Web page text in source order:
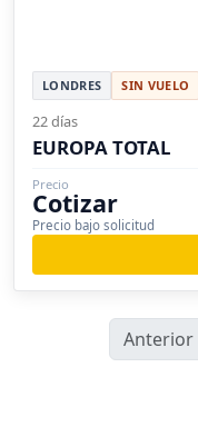
LONDRES SIN VUELO
22 días
EUROPA TOTAL
Precio
Cotizar
Precio bajo solicitud
Anterior